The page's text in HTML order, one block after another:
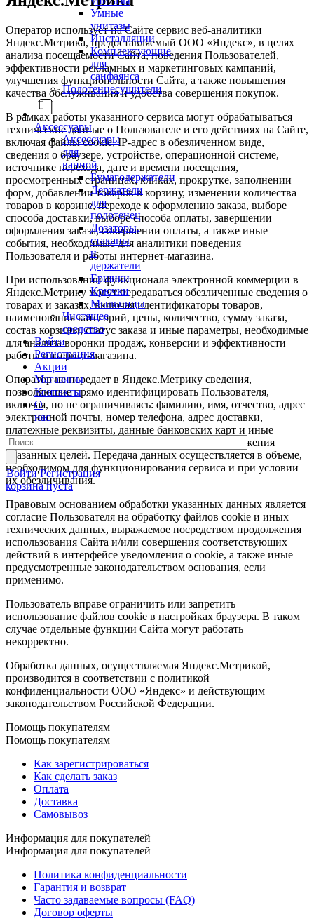
Умные
унитазы
Инсталляции
Комплектующие
для
санфаянса
Полотенцесушители
Аксессуары
Аксессуары
для
ванной
Бумагодержатели
Держатели
для
полотенец
Дозаторы,
стаканы
и
держатели
Ершики
Крючки
Мыльницы
Чистящее
средство
Войти
Регистрация
Акции
Магазины
Контакты
О
нас
Войти Регистрация
корзина пуста
Оператор использует на Сайте сервис веб-аналитики
Яндекс.Метрика, предоставляемый ООО «Яндекс», в целях
анализа посещаемости Сайта, поведения Пользователей,
эффективности рекламных и маркетинговых кампаний,
улучшения функциональности Сайта, а также повышения
качества обслуживания и удобства совершения покупок.
В рамках работы указанного сервиса могут обрабатываться
технические данные о Пользователе и его действиях на Сайте,
включая файлы cookie, IP-адрес в обезличенном виде,
сведения о браузере, устройстве, операционной системе,
источнике перехода, дате и времени посещения,
просмотренных страницах, кликах, прокрутке, заполнении
форм, добавлении товаров в корзину, изменении количества
товаров в корзине, переходе к оформлению заказа, выборе
способа доставки, выборе способа оплаты, завершении
оформления заказа, совершении оплаты, а также иные
события, необходимые для аналитики поведения
Пользователя и работы интернет-магазина.
При использовании функционала электронной коммерции в
Яндекс.Метрику могут передаваться обезличенные сведения о
товарах и заказах, включая идентификаторы товаров,
наименования категорий, цены, количество, сумму заказа,
состав корзины, статус заказа и иные параметры, необходимые
для анализа воронки продаж, конверсии и эффективности
работы интернет-магазина.
Оператор не передает в Яндекс.Метрику сведения,
позволяющие прямо идентифицировать Пользователя,
включая, но не ограничиваясь: фамилию, имя, отчество, адрес
электронной почты, номер телефона, адрес доставки,
платежные реквизиты, данные банковских карт и иные
персональные данные, не необходимые для достижения
указанных целей. Передача данных осуществляется в объеме,
необходимом для функционирования сервиса и при условии
их обезличивания.
Правовым основанием обработки указанных данных является
согласие Пользователя на обработку файлов cookie и иных
технических данных, выражаемое посредством продолжения
использования Сайта и/или совершения соответствующих
действий в интерфейсе уведомления о cookie, а также иные
предусмотренные законодательством основания, если
применимо.
Пользователь вправе ограничить или запретить
использование файлов cookie в настройках браузера. В таком
случае отдельные функции Сайта могут работать
некорректно.
Обработка данных, осуществляемая Яндекс.Метрикой,
производится в соответствии с политикой
конфиденциальности ООО «Яндекс» и действующим
законодательством Российской Федерации.
Помощь покупателям
Помощь покупателям
Как зарегистрироваться
Как сделать заказ
Оплата
Доставка
Самовывоз
Информация для покупателей
Информация для покупателей
Политика конфиденциальности
Гарантия и возврат
Часто задаваемые вопросы (FAQ)
Договор оферты